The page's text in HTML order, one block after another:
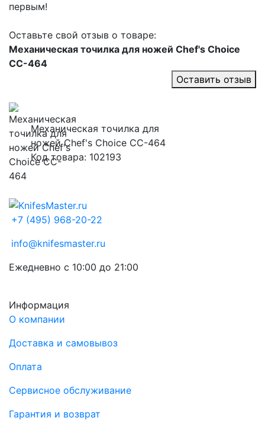
первым!
Оставьте свой отзыв о товаре:
Механическая точилка для ножей Chef's Choice
CC-464
Оставить отзыв
Механическая точилка для
ножей Chef's Choice CC-464
Код товара: 102193
+7 (495) 968-20-22
info@knifesmaster.ru
Ежедневно с 10:00 до 21:00
Информация
О компании
Доставка и самовывоз
Оплата
Сервисное обслуживание
Гарантия и возврат